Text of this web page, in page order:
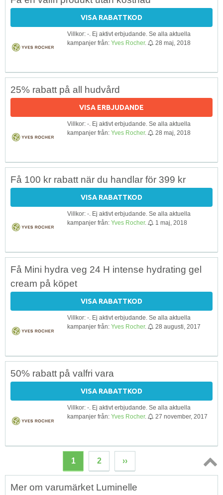
VISA RABATTKOD
Villkor: -. Ej aktivt erbjudande. Se alla aktuella
kampanjer från: Yves Rocher. 28 maj, 2018
25% rabatt på all hudvård
VISA ERBJUDANDE
Villkor: -. Ej aktivt erbjudande. Se alla aktuella
kampanjer från: Yves Rocher. 28 maj, 2018
Få 100 kr rabatt när du handlar för 399 kr
VISA RABATTKOD
Villkor: -. Ej aktivt erbjudande. Se alla aktuella
kampanjer från: Yves Rocher. 1 maj, 2018
Få Mini hydra veg 24 H intense hydrating gel
cream på köpet
VISA RABATTKOD
Villkor: -. Ej aktivt erbjudande. Se alla aktuella
kampanjer från: Yves Rocher. 28 augusti, 2017
50% rabatt på valfri vara
VISA RABATTKOD
Villkor: -. Ej aktivt erbjudande. Se alla aktuella
kampanjer från: Yves Rocher. 27 november, 2017
1 2 ››
Topp
Mer om varumärket Luminelle